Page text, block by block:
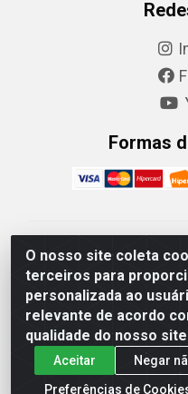
O nosso site coleta
terceiros para
personalizada ao
relevante de acordo
qualidade do nosso
Aceitar
Negar
Preferências de
Formas
Camaquã Distribuidora
Hanquet, 1001 -
Camaquã/RS -